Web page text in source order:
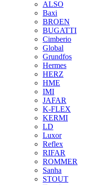
ALSO
Baxi
BROEN
BUGATTI
Cimberio
Global
Grundfos
Hermes
HERZ
HME
IMI
JAFAR
K-FLEX
KERMI
LD
Luxor
Reflex
RIFAR
ROMMER
Sanha
STOUT